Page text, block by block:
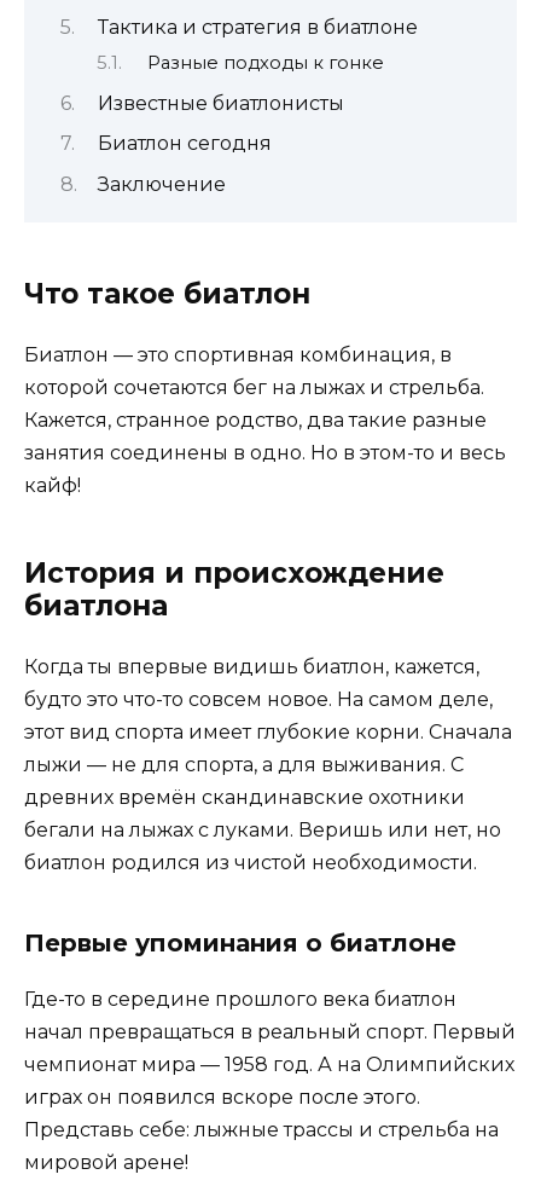
Тактика и стратегия в биатлоне
Разные подходы к гонке
Известные биатлонисты
Биатлон сегодня
Заключение
Что такое биатлон
Биатлон — это спортивная комбинация, в
которой сочетаются бег на лыжах и стрельба.
Кажется, странное родство, два такие разные
занятия соединены в одно. Но в этом-то и весь
кайф!
История и происхождение
биатлона
Когда ты впервые видишь биатлон, кажется,
будто это что-то совсем новое. На самом деле,
этот вид спорта имеет глубокие корни. Сначала
лыжи — не для спорта, а для выживания. С
древних времён скандинавские охотники
бегали на лыжах с луками. Веришь или нет, но
биатлон родился из чистой необходимости.
Первые упоминания о биатлоне
Где-то в середине прошлого века биатлон
начал превращаться в реальный спорт. Первый
чемпионат мира — 1958 год. А на Олимпийских
играх он появился вскоре после этого.
Представь себе: лыжные трассы и стрельба на
мировой арене!